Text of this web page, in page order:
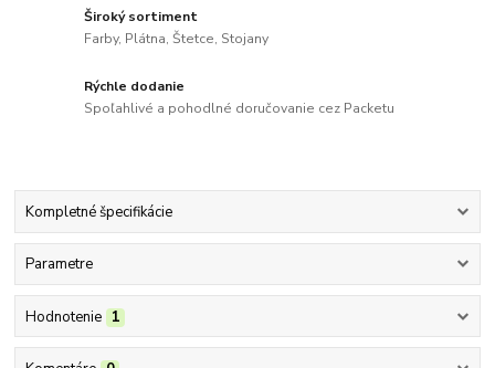
Široký sortiment
Farby, Plátna, Štetce, Stojany
Rýchle dodanie
Spoľahlivé a pohodlné doručovanie cez Packetu
Kompletné špecifikácie
Parametre
Hodnotenie 1